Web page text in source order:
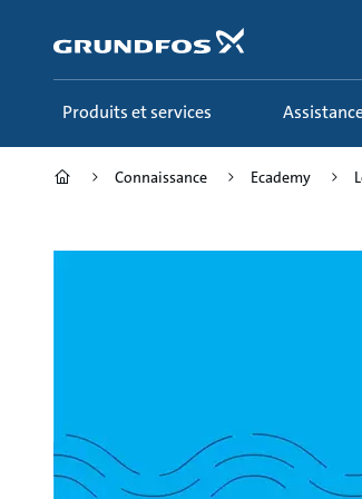
principal
Produits et services
Connaissance Ecademy